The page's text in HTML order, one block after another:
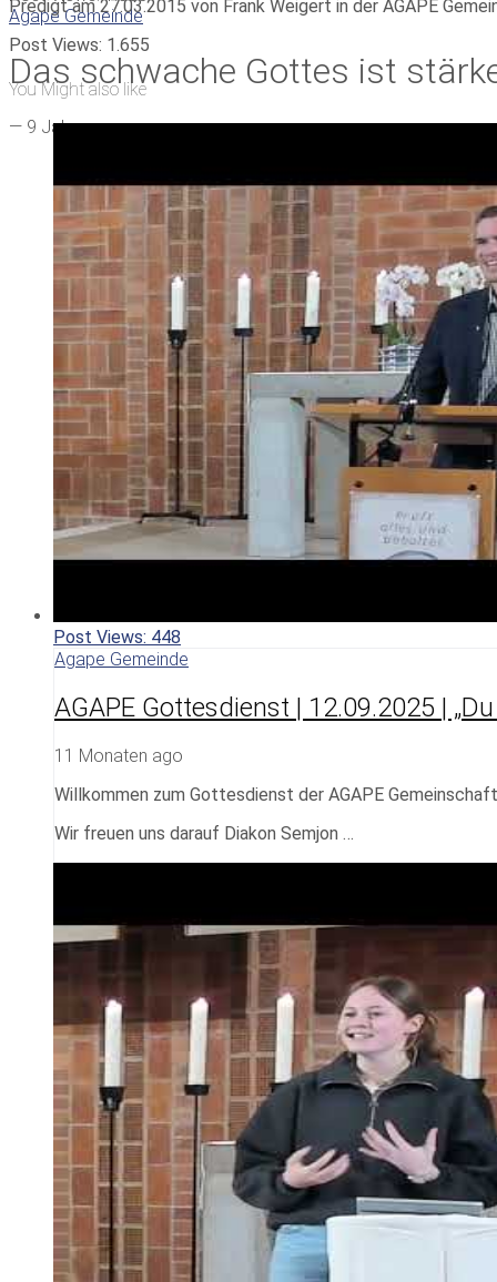
Agape Gemeinde
Das schwache Gottes ist
— 9 Jahren ago
Predigt am 27.03.2015 von Frank Weigert in der AGAPE
Post Views: 1.655
You Might also like
Post Views: 448
Agape Gemeinde
AGAPE Gottesdienst | 12.09.2025 |
11 Monaten ago
Willkommen zum Gottesdienst der AGAPE
Wir freuen uns darauf Diakon Semjon …